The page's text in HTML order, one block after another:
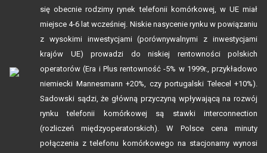
się obecnie rodzimy rynek telefonii komórkowej, w UE miał
miejsce 4-6 lat wcześniej. Niskie nasycenie rynku w powiązaniu
z wysokimi inwestycjami (porównywalnymi z inwestycjami
krajów UE) prowadzi do niskiej rentowności polskich
operatorów (Era i Plus rentowność -5% w 1999r., przykładowo
niemiecki Mannesmann +20%, czy portugalski Telecel +10%).
Sadowski sądzi, że główną przyczyną wpływającą na rozwój
rynku telefonii komórkowej są stawki interconnection
(rozliczeń międzyoperatorskich). W Polsce cena minuty
połączenia z telefonu komórkowego na stacjonarny wynosi